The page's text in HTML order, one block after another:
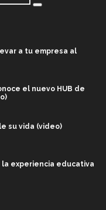
a tu empresa al
el nuevo HUB de
su vida (video)
experiencia educativa